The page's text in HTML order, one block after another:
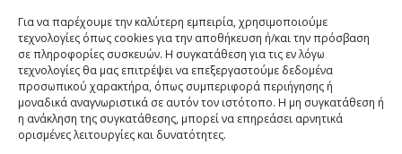
Για να παρέχουμε την καλύτερη εμπειρία, χρησιμοποιούμε
τεχνολογίες όπως cookies για την αποθήκευση ή/και την πρόσβαση
σε πληροφορίες συσκευών. Η συγκατάθεση για τις εν λόγω
τεχνολογίες θα μας επιτρέψει να επεξεργαστούμε δεδομένα
προσωπικού χαρακτήρα, όπως συμπεριφορά περιήγησης ή
μοναδικά αναγνωριστικά σε αυτόν τον ιστότοπο. Η μη συγκατάθεση ή
η ανάκληση της συγκατάθεσης, μπορεί να επηρεάσει αρνητικά
ορισμένες λειτουργίες και δυνατότητες.
ΤΗΛΕΦΩΝΟ: +30 211 4021758
EMAIL:info@welldone.com.gr